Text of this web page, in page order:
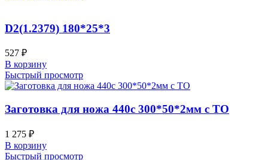
D2(1.2379) 180*25*3
527 ₽
В корзину
Быстрый просмотр
Заготовка для ножа 440c 300*50*2мм с ТО
1 275 ₽
В корзину
Быстрый просмотр